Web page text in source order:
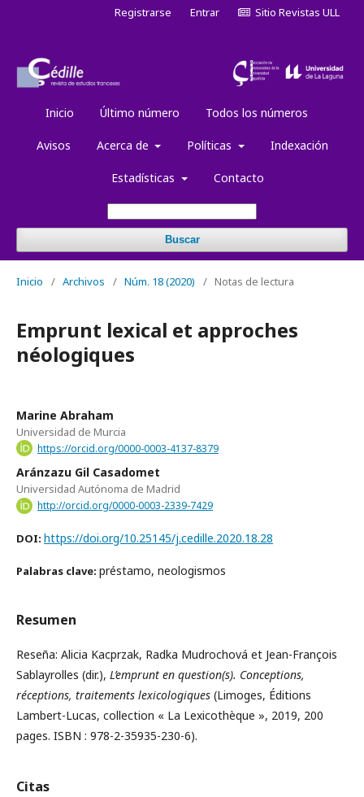
Inicio Último número Todos los números
Avisos Acerca de Políticas Indexación
Estadísticas Contacto
Buscar
Registrarse Entrar Sitio Revistas ULL
Inicio / Archivos / Núm. 18 (2020) / Notas de lectura
Emprunt lexical et approches
néologiques
Marine Abraham
Universidad de Murcia
https://orcid.org/0000-0003-4137-8379
Aránzazu Gil Casadomet
Universidad Autónoma de Madrid
http://orcid.org/0000-0003-2339-7429
DOI: https://doi.org/10.25145/j.cedille.2020.18.28
Palabras clave: préstamo, neologismos
Resumen
Reseña: Alicia Kacprzak, Radka Mudrochová et Jean-François
Sablayrolles (dir.), L’emprunt en question(s). Conceptions,
réceptions, traitements lexicologiques (Limoges, Éditions
Lambert-Lucas, collection « La Lexicothèque », 2019, 200
pages. ISBN : 978-2-35935-230-6).
Citas